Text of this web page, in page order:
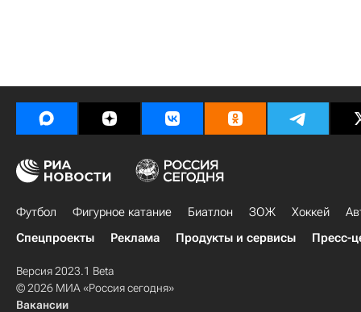
Футбол Фигурное катание Биатлон ЗОЖ Хоккей
Спецпроекты
Реклама Продукты и сервисы Пресс-
Версия 2023.1 Beta
© 2026 МИА «Россия сегодня»
Вакансии